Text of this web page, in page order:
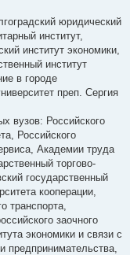
юридический
институт,
институт экономики,
институт
в городе
преп. Сергия
вузов: Российского
Российского
Академии труда
торгово-
государственный
кооперации,
транспорта,
заочного
экономики и связи с